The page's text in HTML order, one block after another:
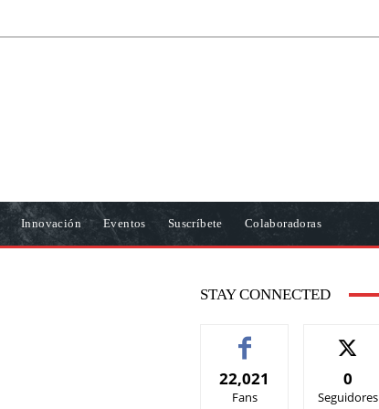
Innovación Eventos Suscríbete Colaboradoras
STAY CONNECTED
22,021
Fans
0
Seguidores